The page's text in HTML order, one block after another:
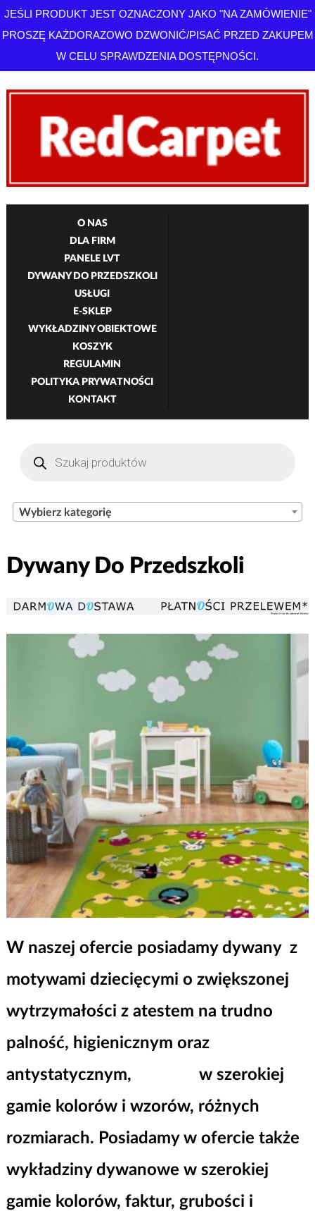
JEŚLI PRODUKT JEST OZNACZONY JAKO "NA ZAMÓWIENIE"
PROSZĘ KAŻDORAZOWO DZWONIĆ/PISAĆ PRZED ZAKUPEM
W CELU SPRAWDZENIA DOSTĘPNOŚCI.
O NAS
DLA FIRM
PANELE LVT
DYWANY DO PRZEDSZKOLI
USŁUGI
E-SKLEP
WYKŁADZINY OBIEKTOWE
KOSZYK
REGULAMIN
POLITYKA PRYWATNOŚCI
KONTAKT
produktów
Wybierz kategorię
Dywany Do Przedszkoli
W naszej ofercie posiadamy dywany z
motywami dziecięcymi o zwiększonej
wytrzymałości z atestem na trudno
palność, higienicznym oraz
antystatycznym, w szerokiej
gamie kolorów i wzorów, różnych
rozmiarach. Posiadamy w ofercie także
wykładziny dywanowe w szerokiej
gamie kolorów, faktur, grubości i